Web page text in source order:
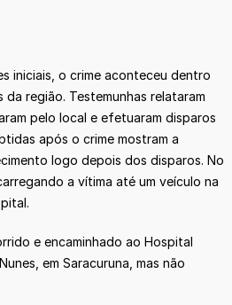
iniciais, o crime aconteceu dentro
região. Testemunhas relataram
pelo local e efetuaram disparos
após o crime mostram a
logo depois dos disparos. No
a vítima até um veículo na
e encaminhado ao Hospital
em Saracuruna, mas não